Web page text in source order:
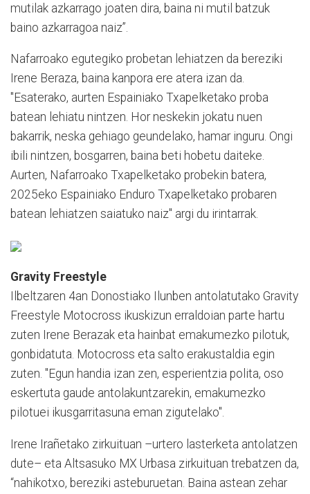
mutilak azkarrago joaten dira, baina ni mutil batzuk
baino azkarragoa naiz”.
Nafarroako egutegiko probetan lehiatzen da bereziki
Irene Beraza, baina kanpora ere atera izan da.
"Esaterako, aurten Espainiako Txapelketako proba
batean lehiatu nintzen. Hor neskekin jokatu nuen
bakarrik, neska gehiago geundelako, hamar inguru. Ongi
ibili nintzen, bosgarren, baina beti hobetu daiteke.
Aurten, Nafarroako Txapelketako probekin batera,
2025eko Espainiako Enduro Txapelketako probaren
batean lehiatzen saiatuko naiz" argi du irintarrak.
Gravity Freestyle
Ilbeltzaren 4an Donostiako Ilunben antolatutako Gravity
Freestyle Motocross ikuskizun erraldoian parte hartu
zuten Irene Berazak eta hainbat emakumezko pilotuk,
gonbidatuta. Motocross eta salto erakustaldia egin
zuten. "Egun handia izan zen, esperientzia polita, oso
eskertuta gaude antolakuntzarekin, emakumezko
pilotuei ikusgarritasuna eman zigutelako".
Irene Irañetako zirkuituan –urtero lasterketa antolatzen
dute– eta Altsasuko MX Urbasa zirkuituan trebatzen da,
“nahikotxo, bereziki asteburuetan. Baina astean zehar